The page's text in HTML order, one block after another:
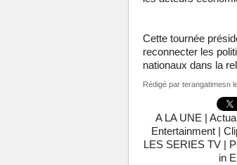
Cette tournée
reconnecter les
nationaux dans la
Rédigé par terangatimesn
A LA UNE |
Entertainment |
LES SERIES TV |
in